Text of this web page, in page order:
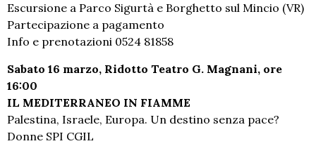
Escursione a Parco Sigurtà e Borghetto sul Mincio (VR)
Partecipazione a pagamento
Info e prenotazioni 0524 81858
Sabato 16 marzo, Ridotto Teatro G. Magnani, ore
16:00
IL MEDITERRANEO IN FIAMME
Palestina, Israele, Europa. Un destino senza pace?
Donne SPI CGIL